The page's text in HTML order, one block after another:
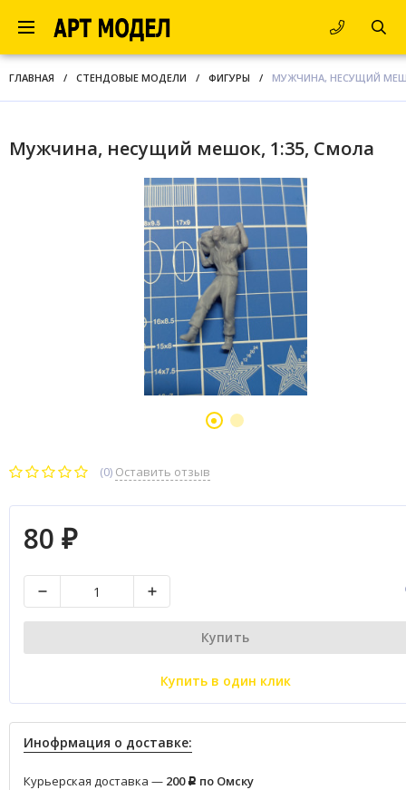
ГЛАВНАЯ / СТЕНДОВЫЕ МОДЕЛИ / ФИГУРЫ / МУЖЧИНА, НЕСУЩИЙ
Мужчина, несущий мешок, 1:35, Смола
(0) Оставить отзыв
80 ₽
Купить
Купить в один клик
Инофрмация о доставке:
Курьерская доставка — 200 Р по Омску